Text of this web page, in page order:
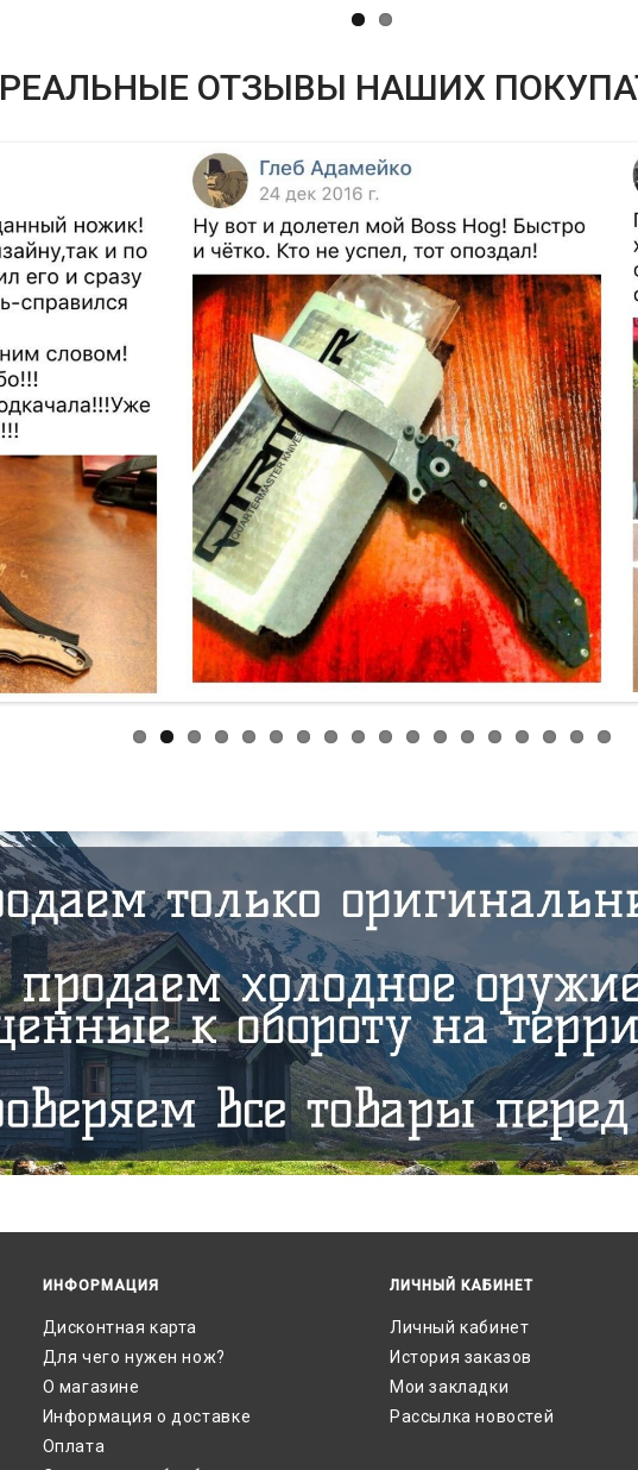
РЕАЛЬНЫЕ ОТЗЫВЫ НАШИХ
ИНФОРМАЦИЯ
Дисконтная карта
Для чего нужен нож?
О магазине
Информация о доставке
Оплата
ЛИЧНЫЙ КАБИНЕТ
Личный кабинет
История заказов
Мои закладки
Рассылка новостей